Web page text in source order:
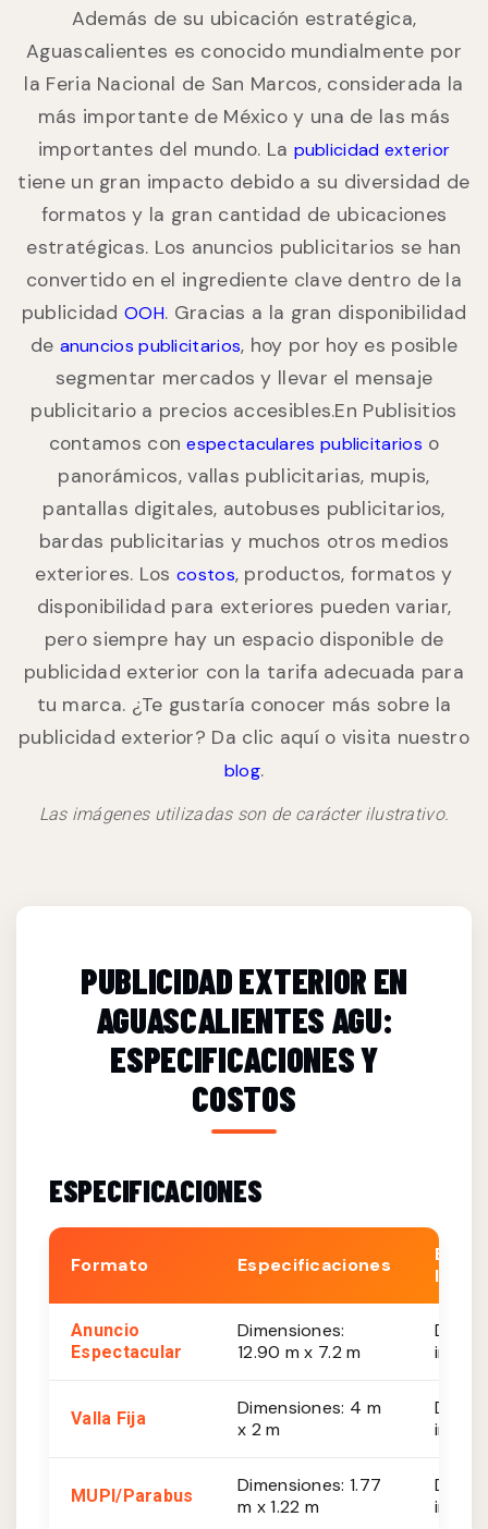
Además de su ubicación estratégica,
Aguascalientes es conocido mundialmente por
la Feria Nacional de San Marcos, considerada la
más importante de México y una de las más
importantes del mundo. La publicidad exterior
tiene un gran impacto debido a su diversidad de
formatos y la gran cantidad de ubicaciones
estratégicas. Los anuncios publicitarios se han
convertido en el ingrediente clave dentro de la
publicidadOOH. Gracias a la gran disponibilidad
de anuncios publicitarios, hoy por hoy es posible
segmentar mercados y llevar el mensaje
publicitario a precios accesibles.En Publisitios
contamos conespectaculares publicitarios o
panorámicos, vallas publicitarias, mupis,
pantallas digitales, autobuses publicitarios,
bardas publicitarias y muchos otros medios
exteriores. Loscostos, productos, formatos y
disponibilidad para exteriores pueden variar,
pero siempre hay un espacio disponible de
publicidad exterior con la tarifa adecuada para
tu marca. ¿Te gustaría conocer más sobre la
publicidad exterior? Da clic aquí o visita nuestro
blog.
Las imágenes utilizadas son de carácter ilustrativo.
PUBLICIDAD EXTERIOR EN
AGUASCALIENTES AGU:
ESPECIFICACIONES Y
COSTOS
ESPECIFICACIONES
Formato Especificaciones
Est.
Anuncio
Espectacular
Dimensiones:
12.90 m x 7.2 m
De
Valla Fija
Dimensiones: 4 m
x 2 m
De
MUPI/Parabus
Dimensiones: 1.77
m x 1.22 m
De